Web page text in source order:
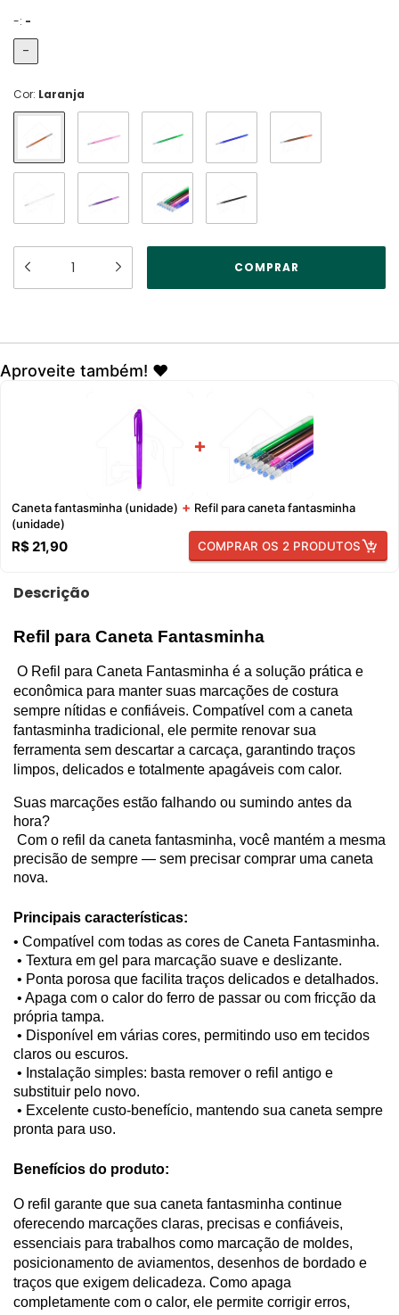
-: -
-
Cor: Laranja
Aproveite também! ❤️
+
Caneta fantasminha (unidade) + Refil para caneta fantasminha
(unidade)
R$ 21,90 COMPRAR OS 2 PRODUTOS
Descrição
Refil para Caneta Fantasminha
econômica para manter suas marcações de costura
sempre nítidas e confiáveis. Compatível com a caneta
fantasminha tradicional, ele permite renovar sua
ferramenta sem descartar a carcaça, garantindo traços
limpos, delicados e totalmente apagáveis com calor.
Suas marcações estão falhando ou sumindo antes da
hora?
precisão de sempre — sem precisar comprar uma caneta
nova.
Principais características:
• Compatível com todas as cores de Caneta Fantasminha.
• Textura em gel para marcação suave e deslizante.
• Ponta porosa que facilita traços delicados e detalhados.
própria tampa.
claros ou escuros.
substituir pelo novo.
pronta para uso.
Benefícios do produto:
O refil garante que sua caneta fantasminha continue
oferecendo marcações claras, precisas e confiáveis,
essenciais para trabalhos como marcação de moldes,
posicionamento de aviamentos, desenhos de bordado e
traços que exigem delicadeza. Como apaga
completamente com o calor, ele permite corrigir erros,